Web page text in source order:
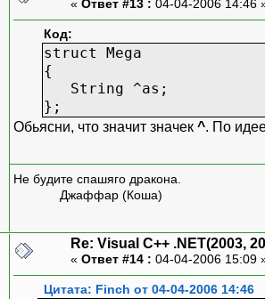
« Ответ #13 : 04-04-2006 14:46
Код:
struct Mega
{
String ^as;
};
Обьясни, что значит значек ^. По
Не будите спашяго дракона.
Джаффар (Коша)
Re: Visual C++ .NET(2003,
« Ответ #14 : 04-04-2006 15:09
Цитата: Finch от 04-04-2006 14:46